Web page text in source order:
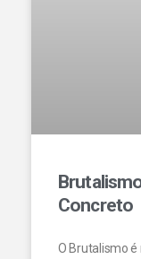
Concreto
O Brutalismo é